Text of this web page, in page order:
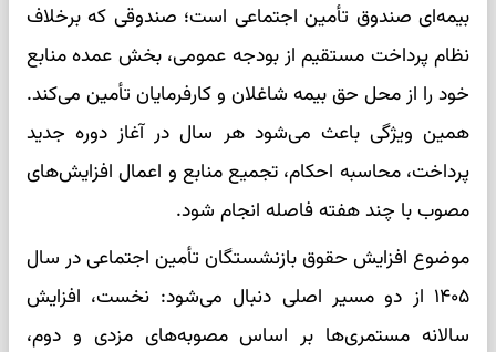
بیمه‌ای صندوق تأمین اجتماعی است؛ صندوقی که برخلاف
نظام پرداخت مستقیم از بودجه عمومی، بخش عمده منابع
خود را از محل حق بیمه شاغلان و کارفرمایان تأمین می‌کند.
همین ویژگی باعث می‌شود هر سال در آغاز دوره جدید
پرداخت، محاسبه احکام، تجمیع منابع و اعمال افزایش‌های
مصوب با چند هفته فاصله انجام شود.
موضوع افزایش حقوق بازنشستگان تأمین اجتماعی در سال
۱۴۰۵ از دو مسیر اصلی دنبال می‌شود: نخست، افزایش
سالانه مستمری‌ها بر اساس مصوبه‌های مزدی و دوم،